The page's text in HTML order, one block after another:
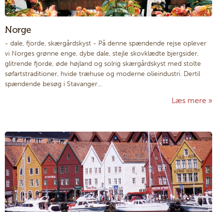
Norge
- dale, fjorde, skærgårdskyst - På denne spændende rejse oplever
vi Norges grønne enge, dybe dale, stejle skovklædte bjergsider,
glitrende fjorde, øde højland og solrig skærgårdskyst med stolte
søfartstraditioner, hvide træhuse og moderne olieindustri. Dertil
spændende besøg i Stavanger...
Læs mere